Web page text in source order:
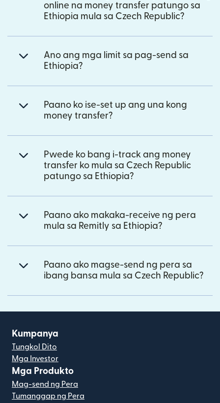
online na money transfer patungo sa
Ethiopia mula sa Czech Republic?
Ano ang mga limit sa pag-send sa
Ethiopia?
Paano ko ise-set up ang una kong
money transfer?
Pwede ko bang i-track ang money
transfer ko mula sa Czech Republic
patungo sa Ethiopia?
Paano ako makaka-receive ng pera
mula sa Remitly sa Ethiopia?
Paano ako magse-send ng pera sa
ibang bansa mula sa Czech Republic?
Kumpanya
Tungkol Dito
Mga Investor
Mga Produkto
Mag-send ng Pera
Tumanggap ng Pera